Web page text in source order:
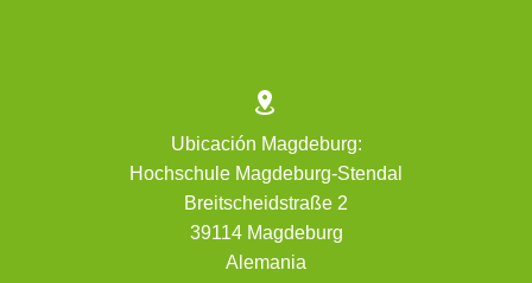


Ubicación Magdeburg:
Hochschule Magdeburg-Stendal
Breitscheidstraße 2
39114 Magdeburg
Alemania